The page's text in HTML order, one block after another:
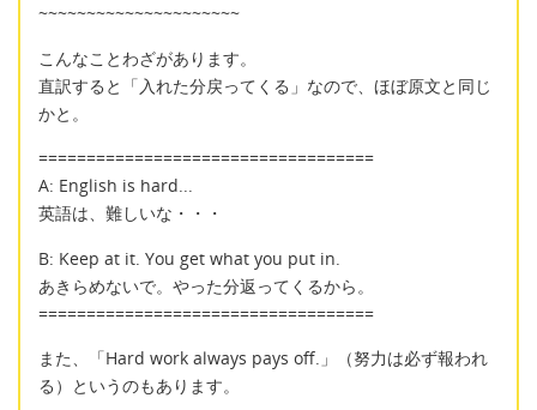
~~~~~~~~~~~~~~~~~~~~~
こんなことわざがあります。
直訳すると「入れた分戻ってくる」なので、ほぼ原文と同じ
かと。
===================================
A: English is hard...
英語は、難しいな・・・
B: Keep at it. You get what you put in.
あきらめないで。やった分返ってくるから。
===================================
また、「Hard work always pays off.」（努力は必ず報われ
る）というのもあります。